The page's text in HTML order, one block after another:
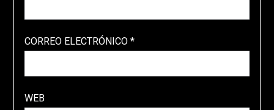
CORREO ELECTRÓNICO *
WEB